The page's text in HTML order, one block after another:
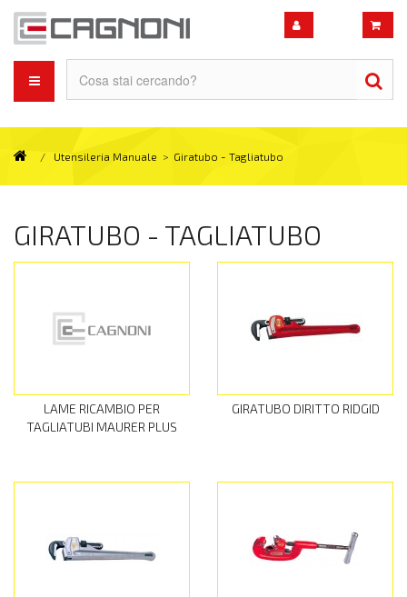
/ Utensileria Manuale > Giratubo - Tagliatubo
GIRATUBO - TAGLIATUBO
LAME RICAMBIO PER
TAGLIATUBI MAURER PLUS
GIRATUBO DIRITTO RIDGID